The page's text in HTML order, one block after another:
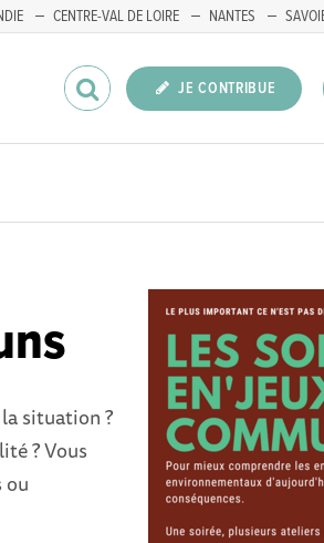
CENTRE-VAL DE LOIRE NANTES
JE CONTRIBUE
situation ?
? Vous
ou